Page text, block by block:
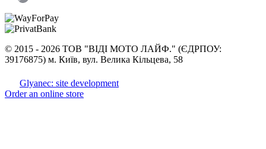
© 2015 - 2026 ТОВ "ВІДІ МОТО ЛАЙФ." (ЄДРПОУ:
39176875) м. Київ, вул. Велика Кільцева, 58
Glyanec: site development
Order an online store